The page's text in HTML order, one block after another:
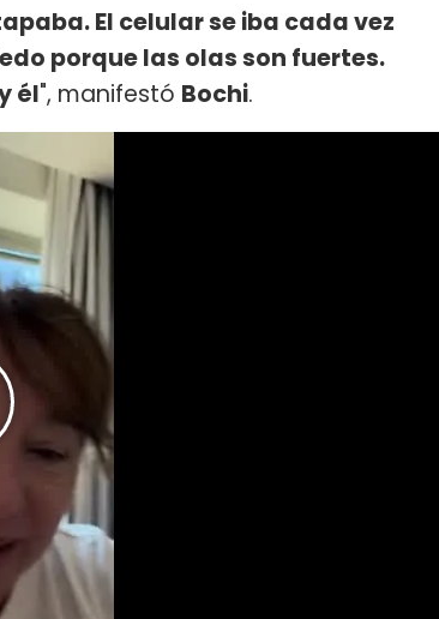
El celular se iba cada vez
porque las olas son fuertes.
él", manifestó Bochi.